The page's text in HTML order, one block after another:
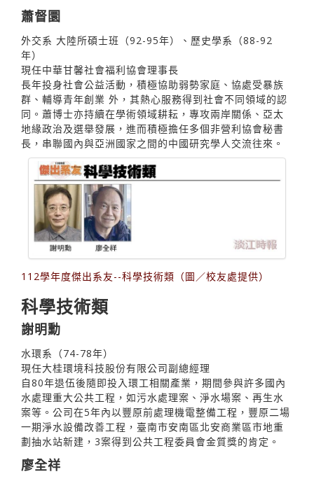
蕭督圜
外交系 大陸所碩士班（92-95年）、歷史學系（88-92
年）
現任中華甘馨社會福利協會理事長
長年投身社會公益活動，積極協助弱勢家庭、協處受暴族
群、輔導青年創業 外，其熱心服務得到社會不同領域的認
同。蕭博士亦持續在學術領域耕耘，專攻兩岸關係、亞太
地緣政治及選舉發展，進而積極擔任多個非營利協會秘書
長，串聯國內與亞洲國家之間的中國研究學人交流往來。
112學年度傑出系友--科學技術類（圖／校友處提供）
科學技術類
謝明勳
水環系（74-78年）
現任大桂環境科技股份有限公司副總經理
自80年退伍後隨即投入環工相關產業，期間參與許多國內
水處理重大公共工程，如污水處理案、淨水場案、再生水
案等。公司在5年內以豐原前處理機電整備工程，豐原二場
一期淨水設備改善工程，臺南市安南區北安商業區市地重
劃抽水站新建，3案得到公共工程委員會金質獎的肯定。
廖全祥